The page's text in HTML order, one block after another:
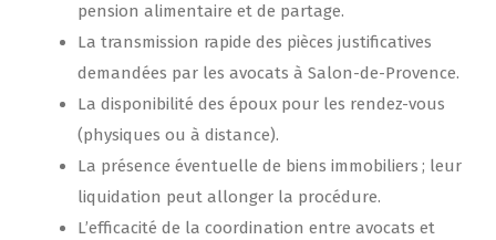
pension alimentaire et de partage.
La transmission rapide des pièces justificatives
demandées par les avocats à Salon-de-Provence.
La disponibilité des époux pour les rendez-vous
(physiques ou à distance).
La présence éventuelle de biens immobiliers ; leur
liquidation peut allonger la procédure.
L’efficacité de la coordination entre avocats et